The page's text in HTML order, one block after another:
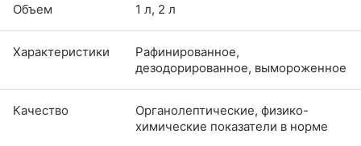
Объем 1 л, 2 л
Характеристики
Рафинированное,
дезодорированное, вымороженное
Качество
Органолептические, физико-
химические показатели в норме